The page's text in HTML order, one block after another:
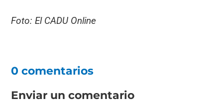
Foto: El CADU Online
0 comentarios
Enviar un comentario